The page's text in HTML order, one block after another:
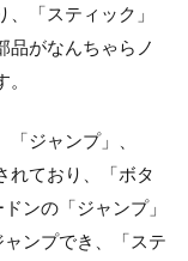
「スティック」
品がなんちゃらノ
ジャンプ」、
れており、「ボタ
ンの「ジャンプ」
ンプでき、「ステ